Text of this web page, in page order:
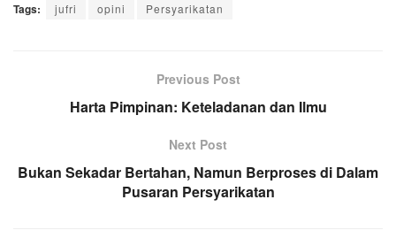
Tags: jufri opini Persyarikatan
Previous Post
Harta Pimpinan: Keteladanan dan Ilmu
Next Post
Bukan Sekadar Bertahan, Namun Berproses di Dalam
Pusaran Persyarikatan